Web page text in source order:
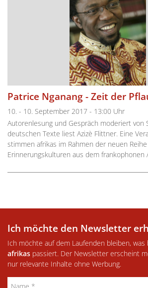
Patrice Nganang - Zeit der
10. - 10. September 2017 - 13:00 Uhr
Autorenlesung und Gespräch moderiert von
deutschen Texte liest Azizè Flittner. Eine
stimmen afrikas im Rahmen der neuen
Erinnerungskulturen aus dem frankophonen
Ich möchte den Newsletter
Ich möchte auf dem Laufenden bleiben, was
afrikas passiert. Der Newsletter erscheint
nur relevante Inhalte ohne Werbung.